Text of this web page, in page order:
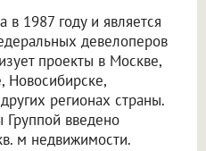
в 1987 году и является
девелоперов
проекты в Москве,
Новосибирске,
регионах страны.
Группой введено
м недвижимости.